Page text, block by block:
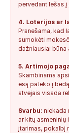
pervedant lėšas į
4. Loterijos ar
Pranešama, kad
sumokėti
dažniausiai
5. Artimojo
Skambinama
esą pateko į
atvejais visada
Svarbu: niekada
ar kitų
įtarimas, pokalbį